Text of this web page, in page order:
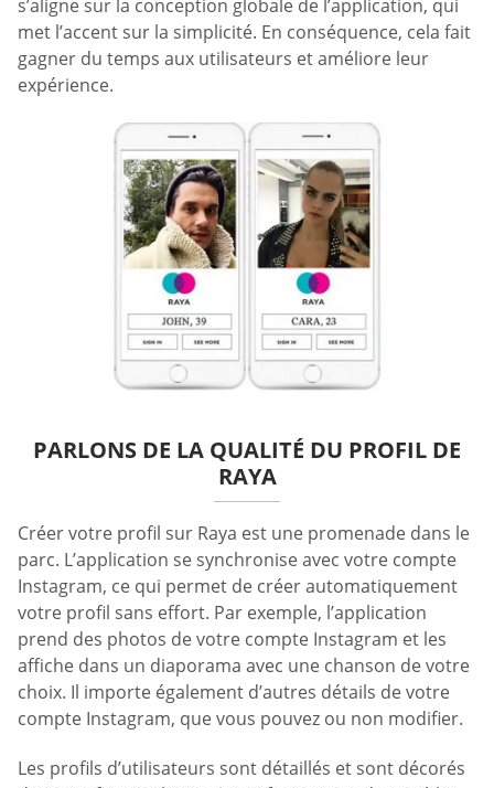
s’aligne sur la conception globale de l’application, qui
met l’accent sur la simplicité. En conséquence, cela fait
gagner du temps aux utilisateurs et améliore leur
expérience.
PARLONS DE LA QUALITÉ DU PROFIL DE
RAYA
Créer votre profil sur Raya est une promenade dans le
parc. L’application se synchronise avec votre compte
Instagram, ce qui permet de créer automatiquement
votre profil sans effort. Par exemple, l’application
prend des photos de votre compte Instagram et les
affiche dans un diaporama avec une chanson de votre
choix. Il importe également d’autres détails de votre
compte Instagram, que vous pouvez ou non modifier.
Les profils d’utilisateurs sont détaillés et sont décorés